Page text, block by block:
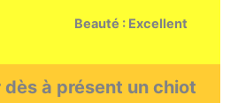
Beauté : Excellent
dès à présent un chiot